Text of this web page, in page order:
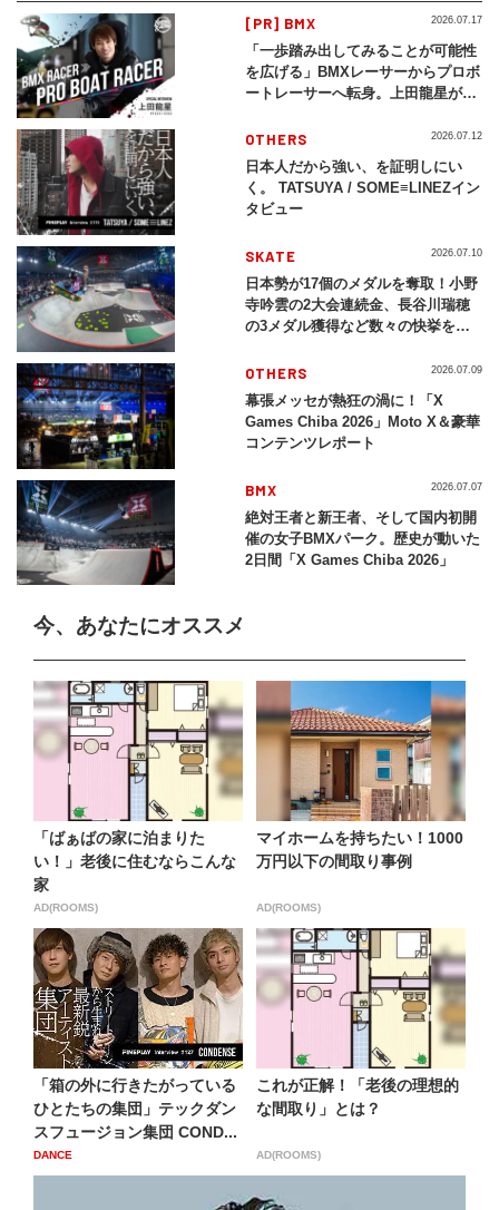
[PR] BMX
「一歩踏み出してみることが可能性
を広げる」BMXレーサーからプロボ
ートレーサーへ転身。上田龍星が体
2026.07.17
OTHERS
日本人だから強い、を証明しにい
く。 TATSUYA / SOME≡LINEZイン
タビュー
2026.07.12
SKATE
日本勢が17個のメダルを奪取！小野
寺吟雲の2大会連続金、長谷川瑞穂
の3メダル獲得など数々の快挙をプ
2026」
2026.07.10
OTHERS
幕張メッセが熱狂の渦に！「X
Games Chiba 2026」Moto X＆豪華
コンテンツレポート
2026.07.09
BMX
絶対王者と新王者、そして国内初開
催の女子BMXパーク。歴史が動いた
2日間「X Games Chiba 2026」
2026.07.07
今、あなたにオススメ
「ばぁばの家に泊まりた
い！」老後に住むならこんな
家
AD(ROOMS)
マイホームを持ちたい！1000
万円以下の間取り事例
AD(ROOMS)
「箱の外に行きたがっている
ひとたちの集団」テックダン
スフュージョン集団 COND...
DANCE
これが正解！「老後の理想的
な間取り」とは？
AD(ROOMS)